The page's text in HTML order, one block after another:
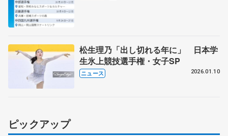
松生理乃「出し切れる年に」 日本学
生氷上競技選手権・女子SP
ニュース 2026.01.10
ピックアップ